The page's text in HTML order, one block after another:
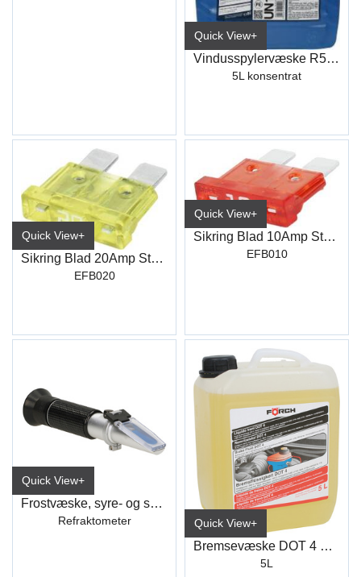
Quick View+
Vindusspylervæske R539 Frostb. Eco (5L)
5L konsentrat
Quick View+
Sikring Blad 20Amp Standard
EFB020
Quick View+
Sikring Blad 10Amp Standard
EFB010
Quick View+
Frostvæske, syre- og spylevæskemåler
Refraktometer Quick View+
Bremsevæske DOT 4 Standard
5L